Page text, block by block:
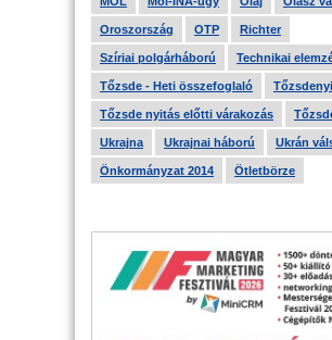
Oroszország OTP Richter
Szíriai polgárháború Technikai
Tőzsde - Heti összefoglaló
Tőzsde nyitás előtti várakozás
Ukrajna Ukrajnai háború Ukrán
Önkormányzat 2014 Ötletbörze